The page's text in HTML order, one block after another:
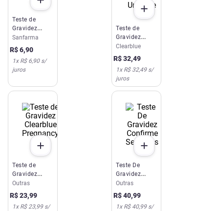
Teste de
Gravidez
Confira Tira
Sanfarma
Sanfarma
R$6,90
1x R$ 6,90s/
juros
Teste de
Gravidez
Clearblue
Saiba Antes 1
Unidade
Clearblue
R$32,49
1x R$ 32,49s/
juros
Teste de
Gravidez
Clearblue
Pregnancy
Plus
Outras
R$23,99
1x R$ 23,99s/
Teste De
Gravidez
Confirme
Semanas
Outras
R$40,99
1x R$ 40,99s/